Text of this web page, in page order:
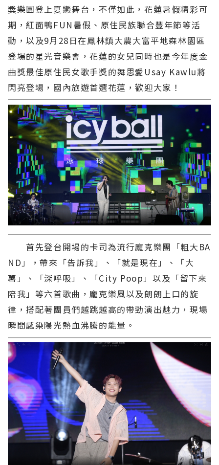
獎樂團登上夏戀舞台，不僅如此，花蓮暑假精彩可
期，紅面鴨FUN暑假、原住民族聯合豐年節等活
動，以及9月28日在鳳林鎮大農大富平地森林園區
登場的星光音樂會，花蓮的女兒同時也是今年度金
曲獎最佳原住民女歌手獎的舞思愛Usay Kawlu將
閃亮登場，國內旅遊首選花蓮，歡迎大家！
首先登台開場的卡司為流行龐克樂團「粗大BA
ND」，帶來「告訴我」、「就是現在」、「大
薯」、「深呼吸」、「City Poop」以及「留下來
陪我」等六首歌曲，龐克樂風以及朗朗上口的旋
律，搭配著團員們越跳越高的帶勁演出魅力，現場
瞬間感染陽光熱血沸騰的能量。